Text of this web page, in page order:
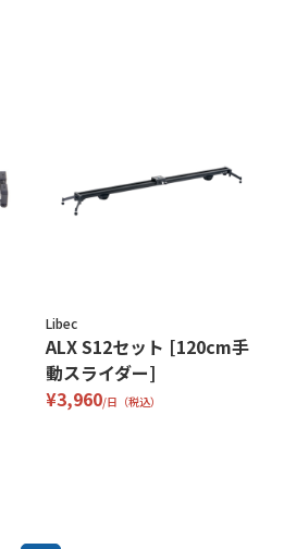
Libec
ALX S12セット [120cm手
動スライダー]
¥3,960/日（税込）